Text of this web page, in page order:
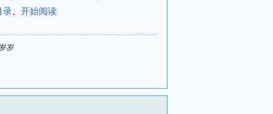
录、 开始阅读
岁